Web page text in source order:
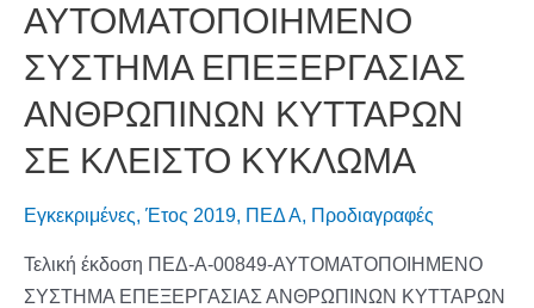
ΑΥΤΟΜΑΤΟΠΟΙΗΜΕΝΟ
ΣΥΣΤΗΜΑ ΕΠΕΞΕΡΓΑΣΙΑΣ
ΑΝΘΡΩΠΙΝΩΝ ΚΥΤΤΑΡΩΝ
ΣΕ ΚΛΕΙΣΤΟ ΚΥΚΛΩΜΑ
Εγκεκριμένες, Έτος 2019, ΠΕΔ Α, Προδιαγραφές
Τελική έκδοση ΠΕΔ-Α-00849-ΑΥΤΟΜΑΤΟΠΟΙΗΜΕΝΟ
ΣΥΣΤΗΜΑ ΕΠΕΞΕΡΓΑΣΙΑΣ ΑΝΘΡΩΠΙΝΩΝ ΚΥΤΤΑΡΩΝ